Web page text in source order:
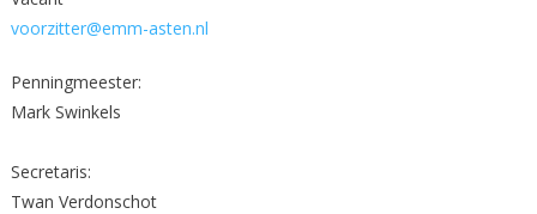
voorzitter@emm-asten.nl
Penningmeester:
Mark Swinkels
Secretaris:
Twan Verdonschot